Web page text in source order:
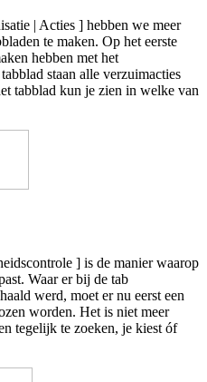
| Acties ] hebben we meer
te maken. Op het eerste
hebben met het
staan alle verzuimacties
tabblad kun je zien in welke van
] is de manier waarop
Waar er bij de tab
werd, moet er nu eerst een
worden. Het is niet meer
tegelijk te zoeken, je kiest óf